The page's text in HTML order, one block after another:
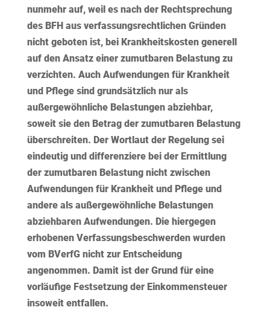
nunmehr auf, weil es nach der Rechtsprechung
des BFH aus verfassungsrechtlichen Gründen
nicht geboten ist, bei Krankheitskosten generell
auf den Ansatz einer zumutbaren Belastung zu
verzichten. Auch Aufwendungen für Krankheit
und Pflege sind grundsätzlich nur als
außergewöhnliche Belastungen abziehbar,
soweit sie den Betrag der zumutbaren Belastung
überschreiten. Der Wortlaut der Regelung sei
eindeutig und differenziere bei der Ermittlung
der zumutbaren Belastung nicht zwischen
Aufwendungen für Krankheit und Pflege und
andere als außergewöhnliche Belastungen
abziehbaren Aufwendungen. Die hiergegen
erhobenen Verfassungsbeschwerden wurden
vom BVerfG nicht zur Entscheidung
angenommen. Damit ist der Grund für eine
vorläufige Festsetzung der Einkommensteuer
insoweit entfallen.